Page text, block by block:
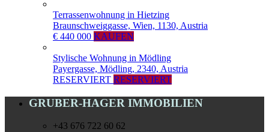
Terrassenwohnung in Hietzing
Braunschweiggasse, Wien, 1130, Austria
€ 440 000 KAUFEN
Stylische Wohnung in Mödling
Payergasse, Mödling, 2340, Austria
RESERVIERT RESERVIERT
GRUBER-HAGER IMMOBILIEN
+43 676 722 60 62